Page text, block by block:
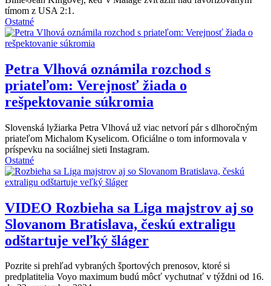
tímom z USA 2:1.
Ostatné
Petra Vlhová oznámila rozchod s
priateľom: Verejnosť žiada o
rešpektovanie súkromia
Slovenská lyžiarka Petra Vlhová už viac netvorí pár s dlhoročným
priateľom Michalom Kyselicom. Oficiálne o tom informovala v
príspevku na sociálnej sieti Instagram.
Ostatné
VIDEO Rozbieha sa Liga majstrov aj so
Slovanom Bratislava, českú extraligu
odštartuje veľký šláger
Pozrite si prehľad vybraných športových prenosov, ktoré si
predplatitelia Voyo maximum budú môcť vychutnať v týždni od 16.